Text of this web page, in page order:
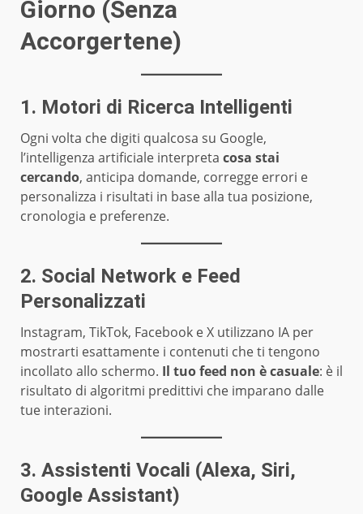
Giorno (Senza
Accorgertene)
1. Motori di Ricerca Intelligenti
Ogni volta che digiti qualcosa su Google,
l’intelligenza artificiale interpreta cosa stai
cercando, anticipa domande, corregge errori e
personalizza i risultati in base alla tua posizione,
cronologia e preferenze.
2. Social Network e Feed
Personalizzati
Instagram, TikTok, Facebook e X utilizzano IA per
mostrarti esattamente i contenuti che ti tengono
incollato allo schermo. Il tuo feed non è casuale: è il
risultato di algoritmi predittivi che imparano dalle
tue interazioni.
3. Assistenti Vocali (Alexa, Siri,
Google Assistant)